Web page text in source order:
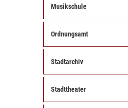
Musikschule
Ordnungsamt
Stadtarchiv
Stadttheater